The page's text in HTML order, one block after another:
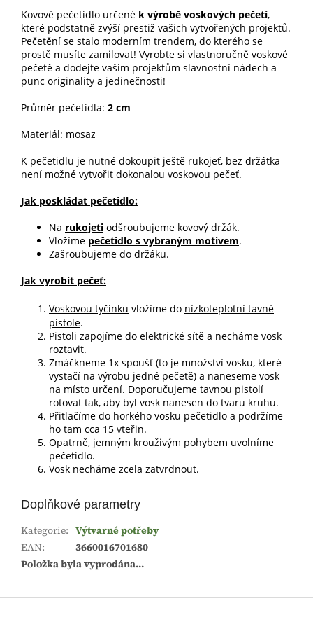
Kovové pečetidlo určené k výrobě voskových pečetí,
které podstatně zvýší prestiž vašich vytvořených projektů.
Pečetění se stalo moderním trendem, do kterého se
prostě musíte zamilovat! Vyrobte si vlastnoručně voskové
pečetě a dodejte vašim projektům slavnostní nádech a
punc originality a jedinečnosti!
Průměr pečetidla: 2 cm
Materiál: mosaz
K pečetidlu je nutné dokoupit ještě rukojeť, bez držátka
není možné vytvořit dokonalou voskovou pečeť.
Jak poskládat pečetidlo:
Na rukojeti odšroubujeme kovový držák.
Vložíme pečetidlo s vybraným motivem.
Zašroubujeme do držáku.
Jak vyrobit pečeť:
Voskovou tyčinku vložíme do nízkoteplotní tavné
pistole.
Pistoli zapojíme do elektrické sítě a necháme vosk
roztavit.
Zmáčkneme 1x spoušť (to je množství vosku, které
vystačí na výrobu jedné pečetě) a naneseme vosk
na místo určení. Doporučujeme tavnou pistolí
rotovat tak, aby byl vosk nanesen do tvaru kruhu.
Přitlačíme do horkého vosku pečetidlo a podržíme
ho tam cca 15 vteřin.
Opatrně, jemným krouživým pohybem uvolníme
pečetidlo.
Vosk necháme zcela zatvrdnout.
Doplňkové parametry
Kategorie: Výtvarné potřeby
EAN:
3660016701680
Položka byla vyprodána…